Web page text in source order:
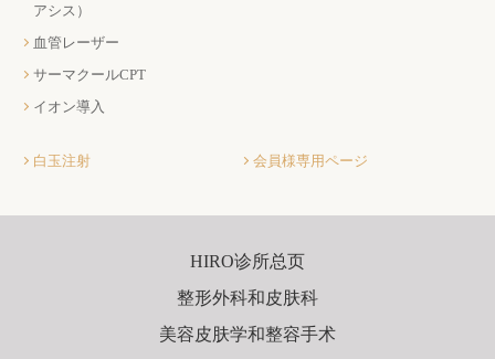
アシス）
血管レーザー
サーマクールCPT
イオン導入
白玉注射 会員様専用ページ
HIRO诊所总页
整形外科和皮肤科
美容皮肤学和整容手术